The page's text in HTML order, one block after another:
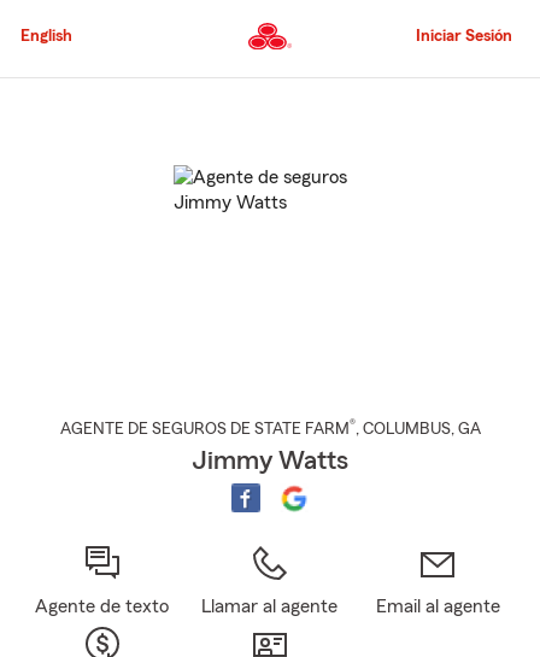
al
principal
English Iniciar Sesión
AGENTE DE SEGUROS DE STATE FARM®, COLUMBUS, GA
Jimmy Watts
Agente de texto Llamar al agente Email al agente